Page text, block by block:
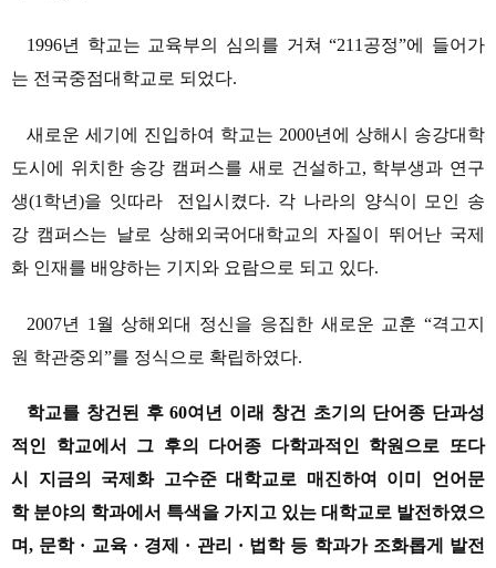
1996년 학교는 교육부의 심의를 거쳐 “211공정”에 들어가
는 전국중점대학교로 되었다.
새로운 세기에 진입하여 학교는 2000년에 상해시 송강대학
도시에 위치한 송강 캠퍼스를 새로 건설하고, 학부생과 연구
생(1학년)을 잇따라 전입시켰다. 각 나라의 양식이 모인 송
강 캠퍼스는 날로 상해외국어대학교의 자질이 뛰어난 국제
화 인재를 배양하는 기지와 요람으로 되고 있다.
2007년 1월 상해외대 정신을 응집한 새로운 교훈 “격고지
원 학관중외”를 정식으로 확립하였다.
학교를 창건된 후 60여년 이래 창건 초기의 단어종 단과성
적인 학교에서 그 후의 다어종 다학과적인 학원으로 또다
시 지금의 국제화 고수준 대학교로 매진하여 이미 언어문
학 분야의 학과에서 특색을 가지고 있는 대학교로 발전하였으
며, 문학 · 교육 · 경제 · 관리 · 법학 등 학과가 조화롭게 발전